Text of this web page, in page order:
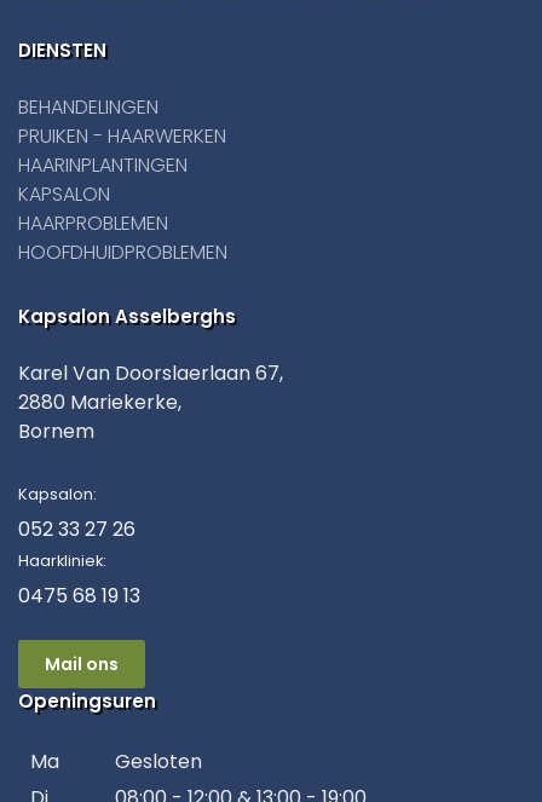
DIENSTEN
BEHANDELINGEN
PRUIKEN - HAARWERKEN
HAARINPLANTINGEN
KAPSALON
HAARPROBLEMEN
HOOFDHUIDPROBLEMEN
Kapsalon Asselberghs
Karel Van Doorslaerlaan 67,
2880 Mariekerke,
Bornem
Kapsalon:
052 33 27 26
Haarkliniek:
0475 68 19 13
Mail ons
Openingsuren
Ma
Gesloten